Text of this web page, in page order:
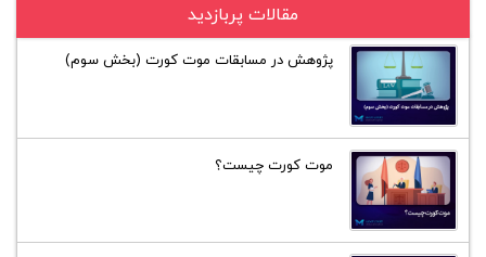
مقالات پربازدید
پژوهش در مسابقات موت کورت (بخش سوم)
موت کورت چیست؟